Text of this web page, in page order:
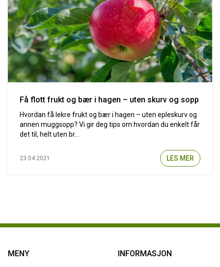
Få flott frukt og bær i hagen – uten skurv og sopp
Hvordan få lekre frukt og bær i hagen – uten epleskurv og
annen muggsopp? Vi gir deg tips om hvordan du enkelt får
det til, helt uten br...
23.04.2021 LES MER
MENY INFORMASJON